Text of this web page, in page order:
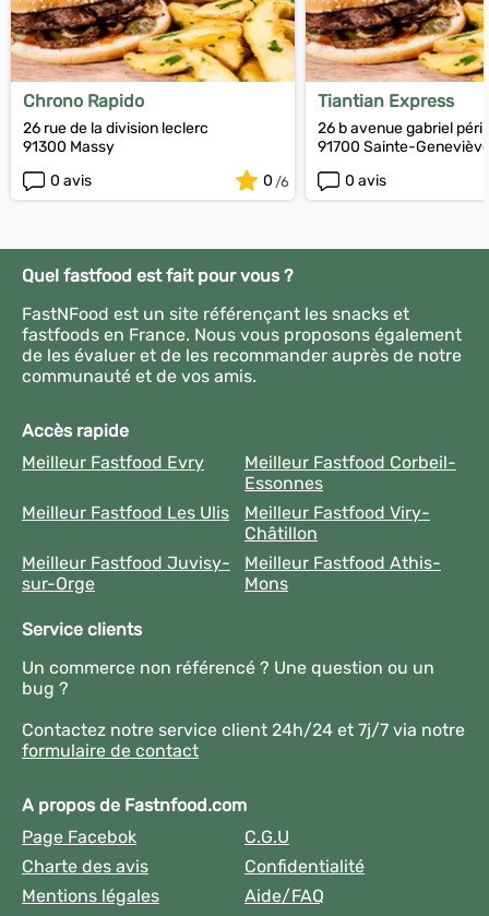
Chrono Rapido
26 rue de la division leclerc
91300 Massy
0 avis
0
Tiantian Express
26 b avenue gabriel péri
91700 Sainte-
0 avis
Quel fastfood est fait pour vous ?
FastNFood est un site référençant les snacks et
fastfoods en France. Nous vous proposons également
de les évaluer et de les recommander auprès de notre
communauté et de vos amis.
Accès rapide
Meilleur Fastfood Evry
Meilleur Fastfood Corbeil-
Essonnes
Meilleur Fastfood Les Ulis
Meilleur Fastfood Viry-
Châtillon
Meilleur Fastfood Juvisy-
sur-Orge
Meilleur Fastfood Athis-
Mons
Service clients
Un commerce non référencé ? Une question ou un
bug ?
Contactez notre service client 24h/24 et 7j/7 via notre
formulaire de contact
A propos de Fastnfood.com
Page Facebok
C.G.U
Charte des avis
Confidentialité
Mentions légales
Aide/FAQ